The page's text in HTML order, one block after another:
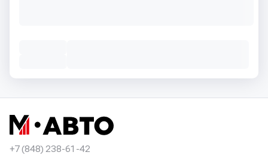
+7 (848) 238-61-42